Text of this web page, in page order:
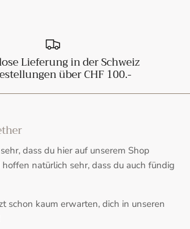
Lieferung in der Schweiz
über CHF 100.-
dass du hier auf unserem Shop
natürlich sehr, dass du auch fündig
schon kaum erwarten, dich in unseren